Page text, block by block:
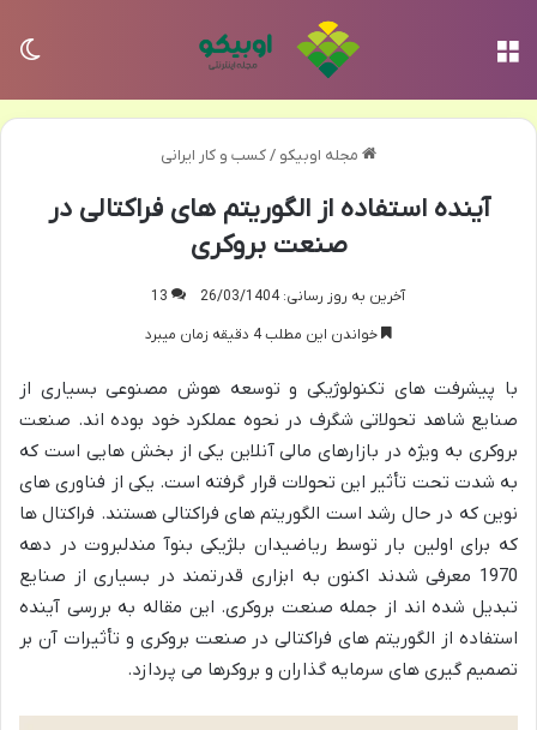
مجله اوبیکو /کسب و کار ایرانی
آینده استفاده از الگوریتم های فراکتالی در
صنعت بروکری
آخرین به روز رسانی: 26/03/1404
13
خواندن این مطلب 4 دقیقه زمان میبرد
با پیشرفت های تکنولوژیکی و توسعه هوش مصنوعی بسیاری از
صنایع شاهد تحولاتی شگرف در نحوه عملکرد خود بوده اند. صنعت
بروکری به ویژه در بازارهای مالی آنلاین یکی از بخش هایی است که
به شدت تحت تأثیر این تحولات قرار گرفته است. یکی از فناوری های
نوین که در حال رشد است الگوریتم های فراکتالی هستند. فراکتال ها
که برای اولین بار توسط ریاضیدان بلژیکی بنوآ مندلبروت در دهه
1970 معرفی شدند اکنون به ابزاری قدرتمند در بسیاری از صنایع
تبدیل شده اند از جمله صنعت بروکری. این مقاله به بررسی آینده
استفاده از الگوریتم های فراکتالی در صنعت بروکری و تأثیرات آن بر
تصمیم گیری های سرمایه گذاران و بروکرها می پردازد.